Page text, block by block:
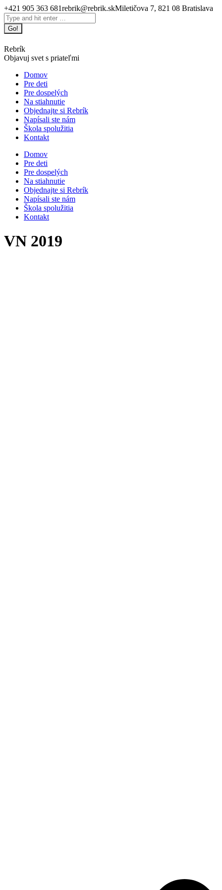
Skip
to
content
+421 905 363 681rebrik@rebrik.skMiletičova 7, 821 08 Bratislava
Facebook
page
opens
new
window
Search:
Rebrík
Objavuj svet s priateľmi
Domov
Pre deti
Pre dospelých
Na stiahnutie
Objednajte si Rebrík
Napísali ste nám
Škola spolužitia
Kontakt
Domov
Pre deti
Pre dospelých
Na stiahnutie
Objednajte si Rebrík
Napísali ste nám
Škola spolužitia
Kontakt
VN 2019